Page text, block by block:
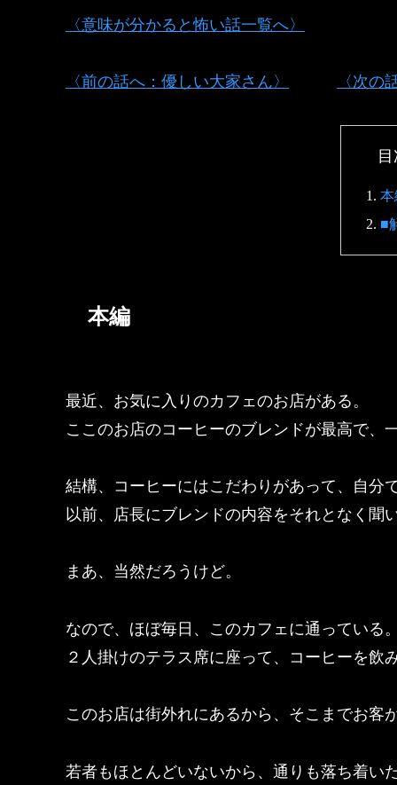
〈意味が分かると怖い話一覧へ〉
〈前の話へ：優しい大家さん〉 〈次の
■
本編
最近、お気に入りのカフェのお店がある。
ここのお店のコーヒーのブレンドが最高で、
結構、コーヒーにはこだわりがあって、自分
以前、店長にブレンドの内容をそれとなく聞
まあ、当然だろうけど。
なので、ほぼ毎日、このカフェに通っている
２人掛けのテラス席に座って、コーヒーを飲
このお店は街外れにあるから、そこまでお客
若者もほとんどいないから、通りも落ち着い